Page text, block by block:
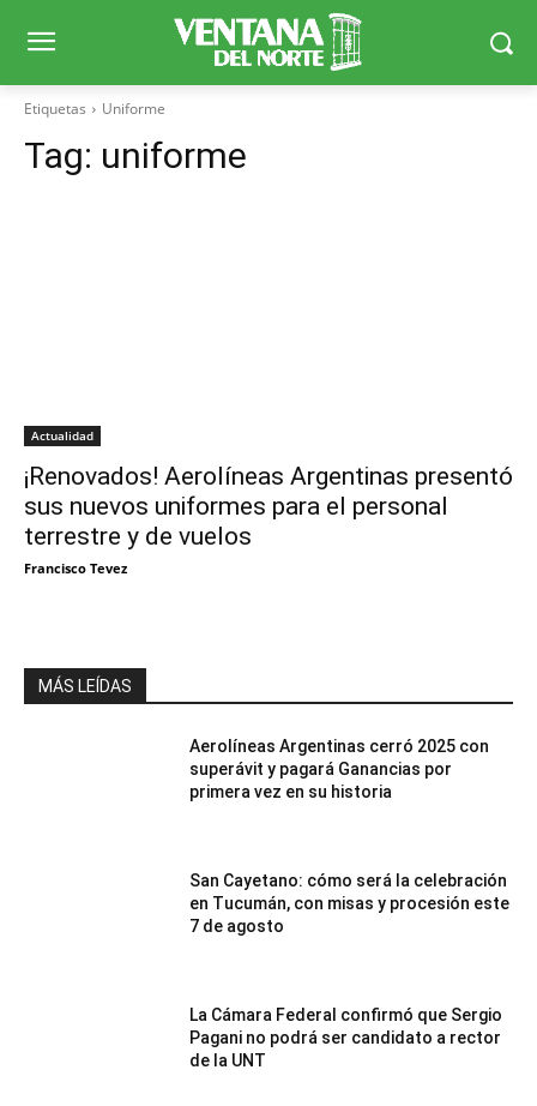
Etiquetas Uniforme
Tag: uniforme
Actualidad
¡Renovados! Aerolíneas Argentinas presentó
sus nuevos uniformes para el personal
terrestre y de vuelos
Francisco Tevez
MÁS LEÍDAS
Aerolíneas Argentinas cerró 2025 con
superávit y pagará Ganancias por
primera vez en su historia
San Cayetano: cómo será la celebración
en Tucumán, con misas y procesión este
7 de agosto
La Cámara Federal confirmó que Sergio
Pagani no podrá ser candidato a rector
de la UNT